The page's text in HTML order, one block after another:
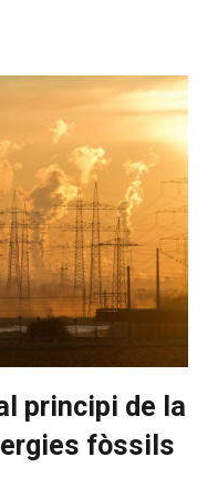
principi de la
fòssils